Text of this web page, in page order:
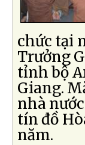
chức tại
Trưởng
tỉnh bộ
Giang.
nhà
tín đồ
năm.